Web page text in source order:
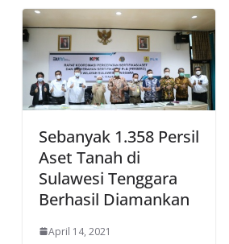
Sebanyak 1.358 Persil
Aset Tanah di
Sulawesi Tenggara
Berhasil Diamankan
April 14, 2021